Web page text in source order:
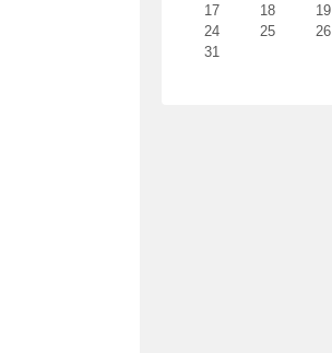
17
18 19
24
25 26
31